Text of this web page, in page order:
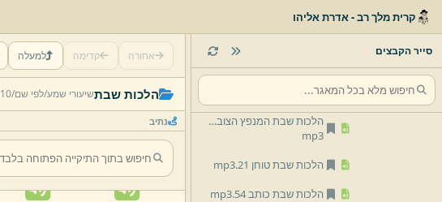
קרית מלך רב - אדרת אליהו
סייר הקבצים
הלכות שבת בונה 66.
mp3
הלכות שבת גוזז 33.
הלכות שבת המנפץ הצובע 37.
mp3
הלכות שבת טוחן 21.
mp3
הלכות שבת כותב 54.
mp3
אחורה קדימה למעלה
הלכות שבתשיעורי שמע/לפי שם/10 הרב ירמיהו זילברמן/
נתיב
מבשל. mp3
17/06/2026 00:11
הגוזז.mp3
17/06/2026 00:11